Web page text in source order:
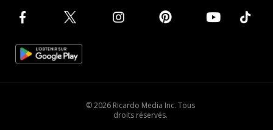
© 2026 Ricardo Media Inc. Tous
droits réservés.